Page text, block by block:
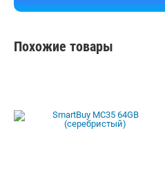
Похожие товары